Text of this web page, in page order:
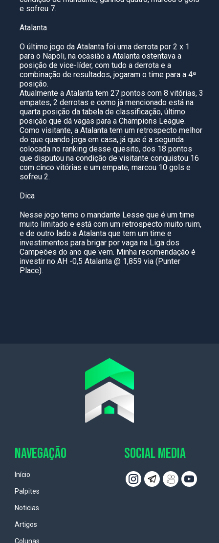
e sofreu 7.
Atalanta
O último jogo da Atalanta foi uma derrota por 2 x 1
para o Napoli, na ocasião a Atalanta ostentava a
posição de vice-líder, com tudo a derrota e a
combinação de resultados, jogaram o time para a 4ª
posição.
Atualmente a Atalanta tem 27 pontos com 8 vitórias, 3
empates, 2 derrotas e como já mencionado está na
quarta posição da tabela de classificação, último
posição que dá vagas para a Champions League.
Como visitante, a Atalanta tem um retrospecto melhor
do que quando joga em casa, já que é a segunda
colocada no ranking desse quesito, dos 18 pontos
que disputou na condição de visitante conquistou 16
com cinco vitórias e um empate, marcou 10 gols e
sofreu 2.
Dica
Nesse jogo temo o mandante Lesse que é um time
muito limitado e está com um retrospecto muito ruim,
e de outro lado a Atalanta que tem um time e
investimentos para brigar por vaga na Liga dos
Campeões do ano que vem. Minha recomendação é
investir no AH -0,5 Atalanta @ 1,859 via (Punter
Place).
NAVEGAÇÃO
Início
Palpites
Noticias
Artigos
Colunas
SOCIAL MEDIA